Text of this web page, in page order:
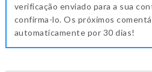
verificação enviado para a sua
confirma-lo. Os próximos
automaticamente por 30 dias!